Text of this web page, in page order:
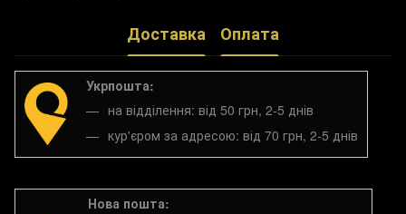
Доставка Оплата
Укрпошта:
на відділення: від 50 грн, 2-5 днів
кур'єром за адресою: від 70 грн, 2-5 днів
Нова пошта: